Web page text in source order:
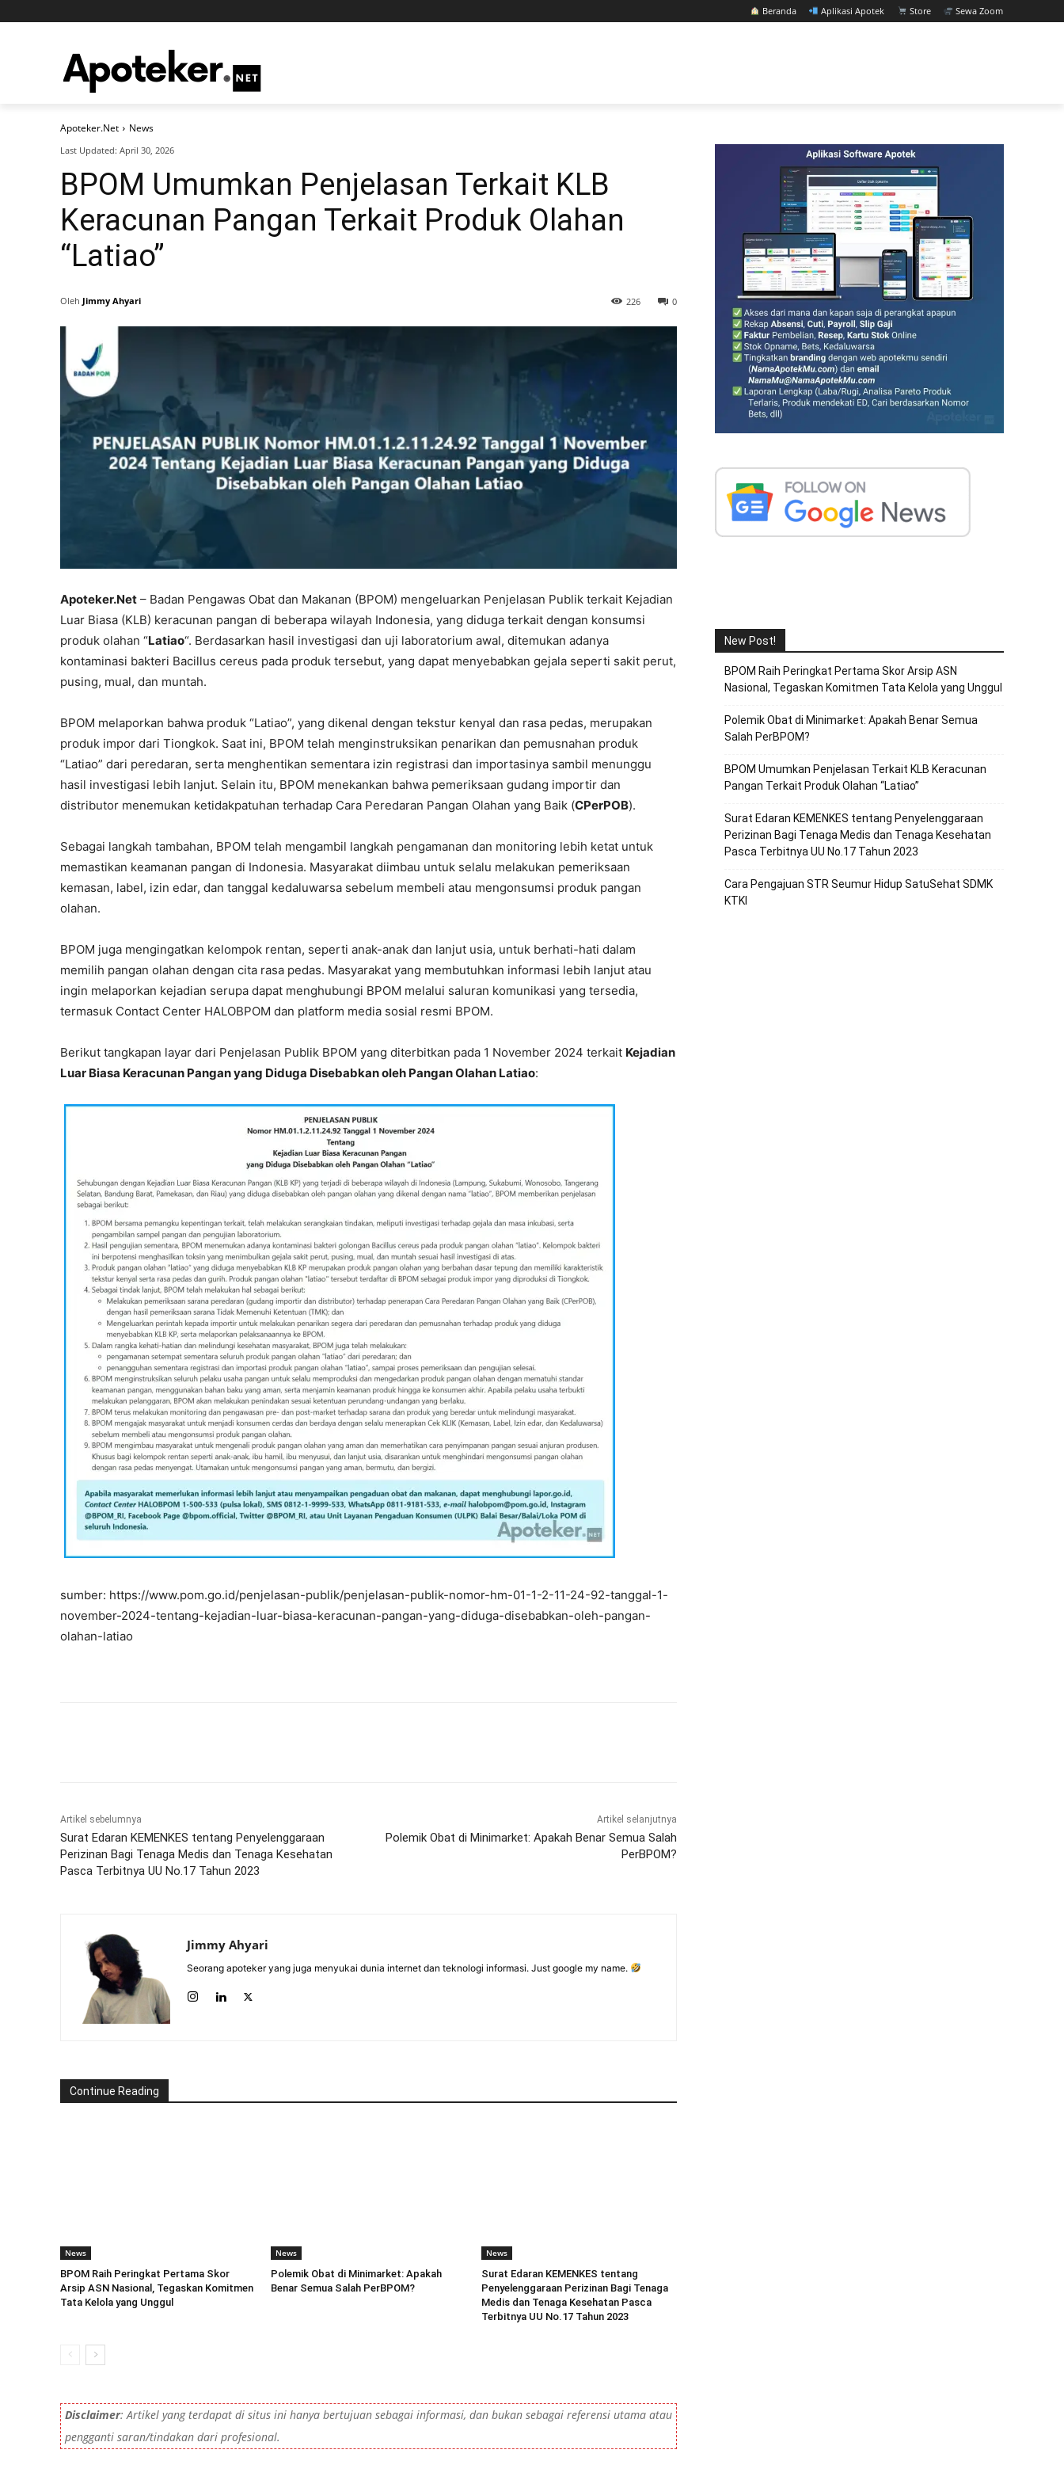
Beranda Aplikasi Apotek Store Sewa Zoom
Apoteker.Net News
Last Updated: April 30, 2026
BPOM Umumkan Penjelasan Terkait KLB
Keracunan Pangan Terkait Produk Olahan
“Latiao”
Oleh Jimmy Ahyari 0
226
Apoteker.Net – Badan Pengawas Obat dan Makanan (BPOM) mengeluarkan Penjelasan Publik terkait Kejadian
Luar Biasa (KLB) keracunan pangan di beberapa wilayah Indonesia, yang diduga terkait dengan konsumsi
produk olahan “Latiao“. Berdasarkan hasil investigasi dan uji laboratorium awal, ditemukan adanya
kontaminasi bakteri Bacillus cereus pada produk tersebut, yang dapat menyebabkan gejala seperti sakit perut,
pusing, mual, dan muntah.
BPOM melaporkan bahwa produk “Latiao”, yang dikenal dengan tekstur kenyal dan rasa pedas, merupakan
produk impor dari Tiongkok. Saat ini, BPOM telah menginstruksikan penarikan dan pemusnahan produk
“Latiao” dari peredaran, serta menghentikan sementara izin registrasi dan importasinya sambil menunggu
hasil investigasi lebih lanjut. Selain itu, BPOM menekankan bahwa pemeriksaan gudang importir dan
distributor menemukan ketidakpatuhan terhadap Cara Peredaran Pangan Olahan yang Baik (CPerPOB).
Sebagai langkah tambahan, BPOM telah mengambil langkah pengamanan dan monitoring lebih ketat untuk
memastikan keamanan pangan di Indonesia. Masyarakat diimbau untuk selalu melakukan pemeriksaan
kemasan, label, izin edar, dan tanggal kedaluwarsa sebelum membeli atau mengonsumsi produk pangan
olahan.
BPOM juga mengingatkan kelompok rentan, seperti anak-anak dan lanjut usia, untuk berhati-hati dalam
memilih pangan olahan dengan cita rasa pedas. Masyarakat yang membutuhkan informasi lebih lanjut atau
ingin melaporkan kejadian serupa dapat menghubungi BPOM melalui saluran komunikasi yang tersedia,
termasuk Contact Center HALOBPOM dan platform media sosial resmi BPOM.
Berikut tangkapan layar dari Penjelasan Publik BPOM yang diterbitkan pada 1 November 2024 terkait Kejadian
Luar Biasa Keracunan Pangan yang Diduga Disebabkan oleh Pangan Olahan Latiao:
sumber: https://www.pom.go.id/penjelasan-publik/penjelasan-publik-nomor-hm-01-1-2-11-24-92-tanggal-1-
november-2024-tentang-kejadian-luar-biasa-keracunan-pangan-yang-diduga-disebabkan-oleh-pangan-
olahan-latiao
Artikel sebelumnya
Surat Edaran KEMENKES tentang Penyelenggaraan
Perizinan Bagi Tenaga Medis dan Tenaga Kesehatan
Pasca Terbitnya UU No.17 Tahun 2023
Artikel selanjutnya
Polemik Obat di Minimarket: Apakah Benar Semua Salah
PerBPOM?
Jimmy Ahyari
Seorang apoteker yang juga menyukai dunia internet dan teknologi informasi. Just google my name.
Continue Reading
News
BPOM Raih Peringkat Pertama Skor
Arsip ASN Nasional, Tegaskan Komitmen
Tata Kelola yang Unggul
News
Polemik Obat di Minimarket: Apakah
Benar Semua Salah PerBPOM?
News
Surat Edaran KEMENKES tentang
Penyelenggaraan Perizinan Bagi Tenaga
Medis dan Tenaga Kesehatan Pasca
Terbitnya UU No.17 Tahun 2023
Disclaimer: Artikel yang terdapat di situs ini hanya bertujuan sebagai informasi, dan bukan sebagai referensi utama atau
pengganti saran/tindakan dari profesional.
New Post!
BPOM Raih Peringkat Pertama Skor Arsip ASN
Nasional, Tegaskan Komitmen Tata Kelola yang Unggul
Polemik Obat di Minimarket: Apakah Benar Semua
Salah PerBPOM?
BPOM Umumkan Penjelasan Terkait KLB Keracunan
Pangan Terkait Produk Olahan “Latiao”
Surat Edaran KEMENKES tentang Penyelenggaraan
Perizinan Bagi Tenaga Medis dan Tenaga Kesehatan
Pasca Terbitnya UU No.17 Tahun 2023
Cara Pengajuan STR Seumur Hidup SatuSehat SDMK
KTKI